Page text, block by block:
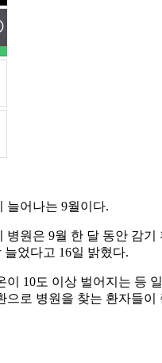
늘어나는 9월이다.
병원은 9월 한 달 동안 감기
늘었다고 16일 밝혔다.
이 10도 이상 벌어지는 등
으로 병원을 찾는 환자들이